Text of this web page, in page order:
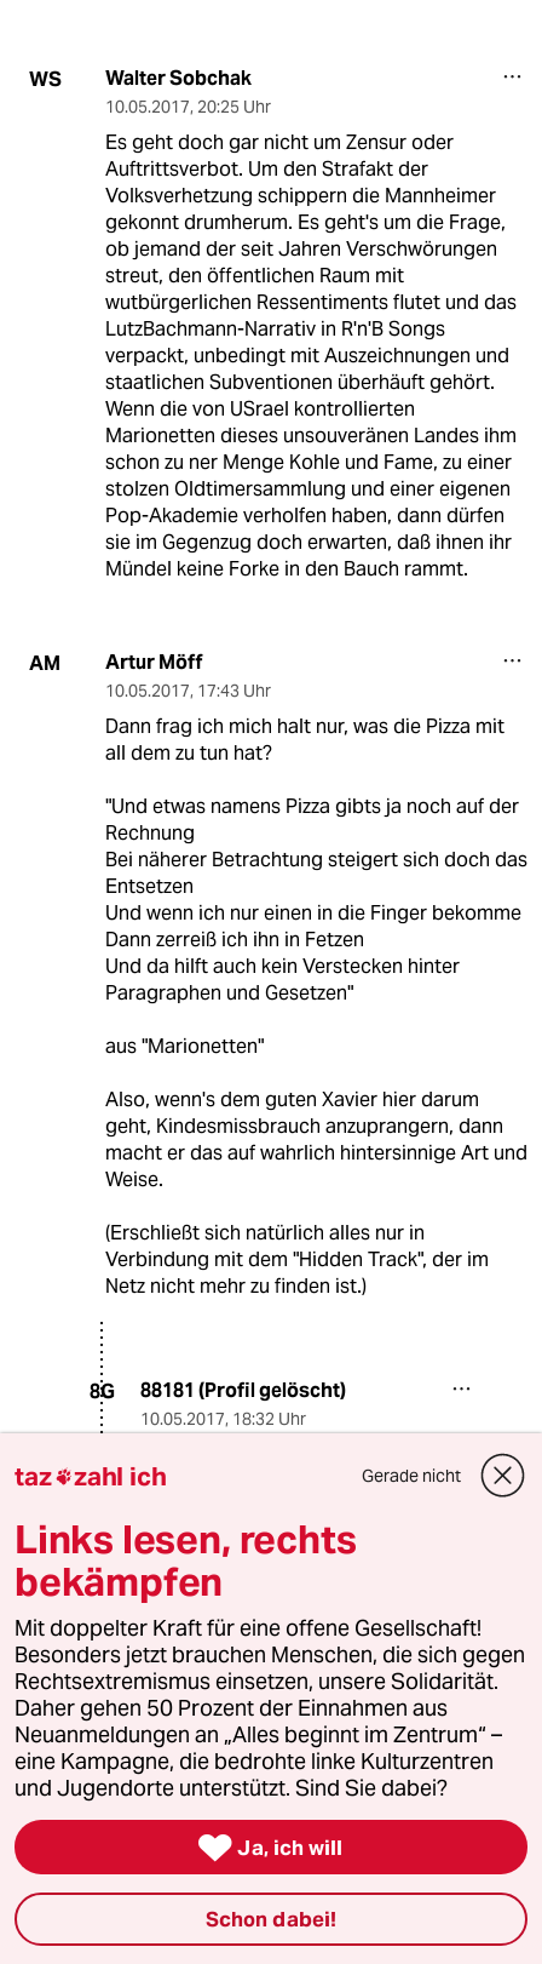
WS Walter Sobchak
10.05.2017, 20:25 Uhr
Es geht doch gar nicht um Zensur oder
Auftrittsverbot. Um den Strafakt der
Volksverhetzung schippern die Mannheimer
gekonnt drumherum. Es geht's um die Frage,
ob jemand der seit Jahren Verschwörungen
streut, den öffentlichen Raum mit
wutbürgerlichen Ressentiments flutet und das
LutzBachmann-Narrativ in R'n'B Songs
verpackt, unbedingt mit Auszeichnungen und
staatlichen Subventionen überhäuft gehört.
Wenn die von USrael kontrollierten
Marionetten dieses unsouveränen Landes ihm
schon zu ner Menge Kohle und Fame, zu einer
stolzen Oldtimersammlung und einer eigenen
Pop-Akademie verholfen haben, dann dürfen
sie im Gegenzug doch erwarten, daß ihnen ihr
Mündel keine Forke in den Bauch rammt.
AM Artur Möff
10.05.2017, 17:43 Uhr
Dann frag ich mich halt nur, was die Pizza mit
all dem zu tun hat?
"Und etwas namens Pizza gibts ja noch auf der
Rechnung
Bei näherer Betrachtung steigert sich doch das
Entsetzen
Und wenn ich nur einen in die Finger bekomme
Dann zerreiß ich ihn in Fetzen
Und da hilft auch kein Verstecken hinter
Paragraphen und Gesetzen"
aus "Marionetten"
Also, wenn's dem guten Xavier hier darum
geht, Kindesmissbrauch anzuprangern, dann
macht er das auf wahrlich hintersinnige Art und
Weise.
(Erschließt sich natürlich alles nur in
Verbindung mit dem "Hidden Track", der im
Netz nicht mehr zu finden ist.)
8G 88181 (Profil gelöscht)
10.05.2017, 18:32 Uhr
Wer sich gern gruselt, klickediklack
"Ich schneid euch jetzt mal die Arme
und die Beine ab
Und dann fick ich euch in den Arsch
so wie ihr's mit den Klein' macht
Ich bin nur traurig und nicht wütend
trotzdem will ich euch töten
Ihr tötet Kinder und Föten und dir
zerquetsch ich die Klöten
Ihr habt einfach keine Größe und eure
kleinen Schwänze nicht im Griff
Warum liebst du keine Möse, weil
jeder Mensch doch aus einer ist?"
So der beliebte deutsche Künstler,
dem gegenüber keiner seiner
taz zahl ich Gerade nicht
Links lesen, rechts
bekämpfen
Mit doppelter Kraft für eine offene Gesellschaft!
Besonders jetzt brauchen Menschen, die sich gegen
Rechtsextremismus einsetzen, unsere Solidarität.
Daher gehen 50 Prozent der Einnahmen aus
Neuanmeldungen an „Alles beginnt im Zentrum“ –
eine Kampagne, die bedrohte linke Kulturzentren
und Jugendorte unterstützt. Sind Sie dabei?
 Ja, ich will
Schon dabei!